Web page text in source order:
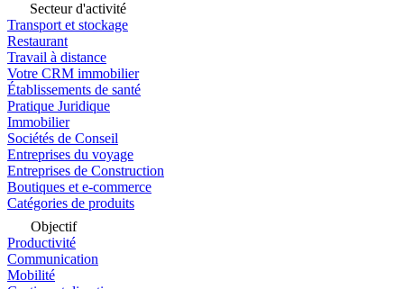
Secteur d'activité
Transport et stockage
Restaurant
Travail à distance
Votre CRM immobilier
Établissements de santé
Pratique Juridique
Immobilier
Sociétés de Conseil
Entreprises du voyage
Entreprises de Construction
Boutiques et e-commerce
Catégories de produits
Objectif
Productivité
Communication
Mobilité